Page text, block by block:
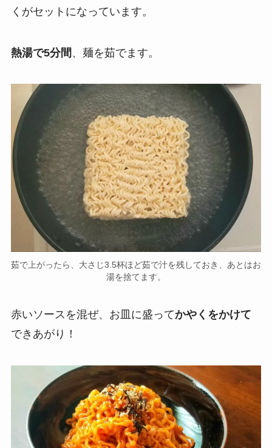
くがセットになっています。
熱湯で5分間 、麺を茹でます。
茹で上がったら、大さじ3.5杯ほど茹で汁を残しておき、あとはお
湯を捨てます。
赤いソースを混ぜ、お皿に盛ってかやくをかけて
できあがり！